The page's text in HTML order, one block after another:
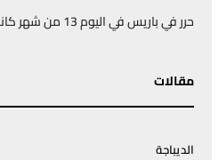
باريس في اليوم 13 من شهر كانون الثاني/يناير 1993.